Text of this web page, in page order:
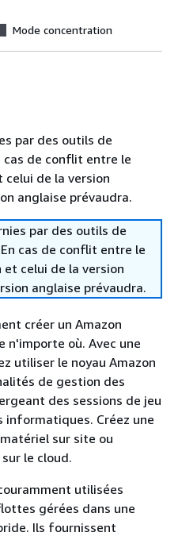
Mode concentration
par des outils de
de conflit entre le
de la version
anglaise prévaudra.
par des outils de
cas de conflit entre le
celui de la version
anglaise prévaudra.
créer un Amazon
n'importe où. Avec une
utiliser le noyau Amazon
de gestion des
des sessions de jeu
informatiques. Créez une
sur site ou
le cloud.
utilisées
gérées dans une
Ils fournissent